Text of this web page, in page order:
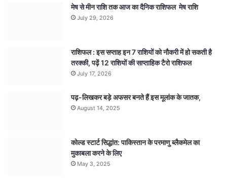
मेष से मीन राशि तक आज का दैनिक राशिफल मेष राशि
July 29, 2026
राशिफल : इस सप्ताह इन 7 राशियों को नौकरी में हो सकती है
तरक्की, पढ़ें 12 राशियों की साप्ताहिक टैरो राशिफल
July 17, 2026
पढ़-लिखकर बड़े अफसर बनते हैं इस मूलांक के जातक,
August 14, 2025
कोल्ड स्टार्ट सिद्धांत: पाकिस्तान के परमाणु ब्लैकमेल का
मुकाबला करने के लिए
May 3, 2025